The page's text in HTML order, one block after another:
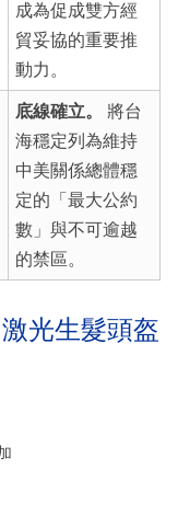
成為促成雙方經
貿妥協的重要推
動力。
底線確立。
將台
海穩定列為維持
中美關係總體穩
定的「最大公約
數」與不可逾越
的禁區。
光生髮頭盔